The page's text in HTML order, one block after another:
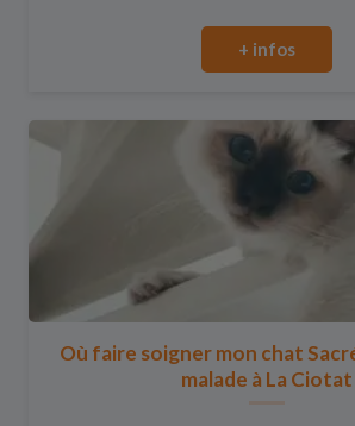
+ infos
Où faire soigner mon chat
malade à La Ciotat